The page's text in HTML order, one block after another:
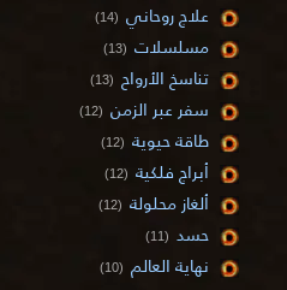
علاج روحاني (14)
مسلسلات (13)
تناسخ الأرواح (13)
سفر عبر الزمن (12)
طاقة حيوية (12)
أبراج فلكية (12)
ألغاز محلولة (12)
حسد (11)
نهاية العالم (10)